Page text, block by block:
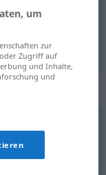
um
zur
Zugriff auf
und Inhalte,
und